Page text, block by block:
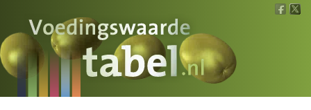
Voedingswaarde
Wat is wat?